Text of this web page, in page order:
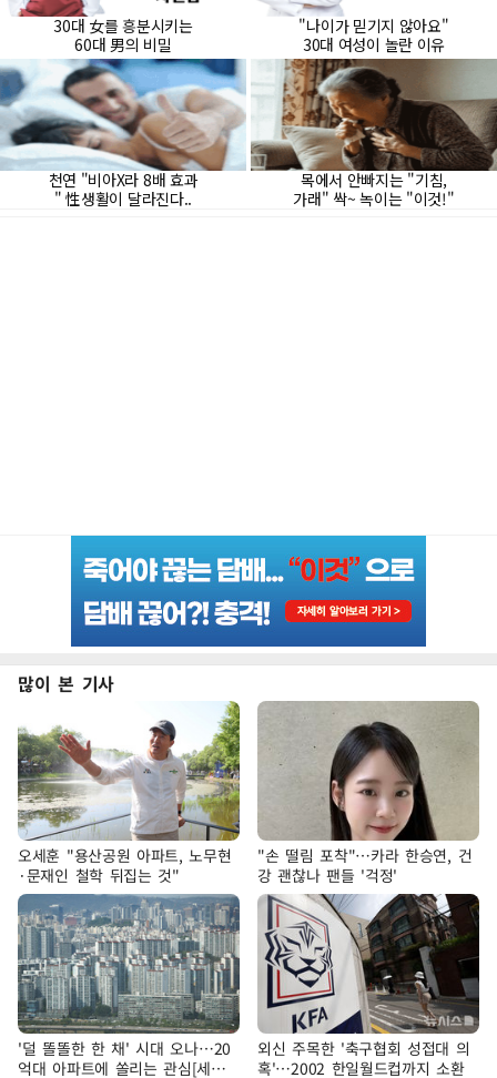
많이 본 기사
오세훈 "용산공원 아파트, 노무현
·문재인 철학 뒤집는 것"
"손 떨림 포착"…카라 한승연, 건
강 괜찮나 팬들 '걱정'
'덜 똘똘한 한 채' 시대 오나…20
억대 아파트에 쏠리는 관심[세제
외신 주목한 '축구협회 성접대 의
혹'…2002 한일월드컵까지 소환